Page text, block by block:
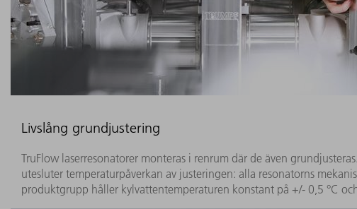
Livslång grundjustering
TruFlow laserresonatorer monteras i renrum där de även
utesluter temperaturpåverkan av justeringen: alla resonatorns
produktgrupp håller kylvattentemperaturen konstant på +/- 0,5 °C